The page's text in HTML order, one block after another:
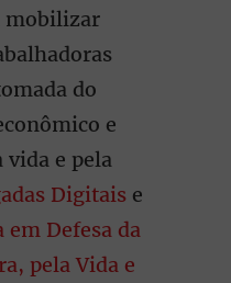
mobilizar
do
e
vida e pela
Digitais e
em Defesa da
pela Vida e